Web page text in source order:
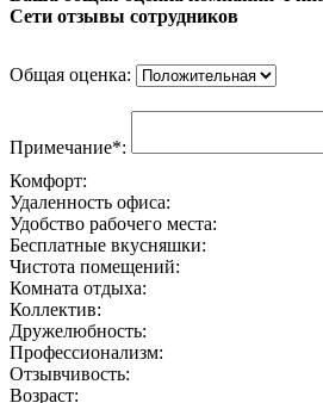
Сети отзывы сотрудников
Общая оценка:
Примечание*:
Комфорт:
Удаленность офиса:
Удобство рабочего места:
Бесплатные вкусняшки:
Чистота помещений:
Комната отдыха:
Коллектив:
Дружелюбность:
Профессионализм:
Отзывчивость:
Возраст: